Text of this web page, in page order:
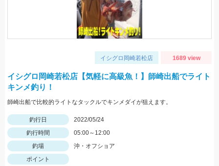
イシグロ岡崎若松店 1689 view
イシグロ岡崎若松店【気軽に高級魚！】師崎出船でライト
キンメ釣り！
師崎出船で比較的ライトなタックルでキンメダイが狙えます。
釣行日
2022/05/24
釣行時間
05:00～12:00
釣場
沖・オフショア
ポイント